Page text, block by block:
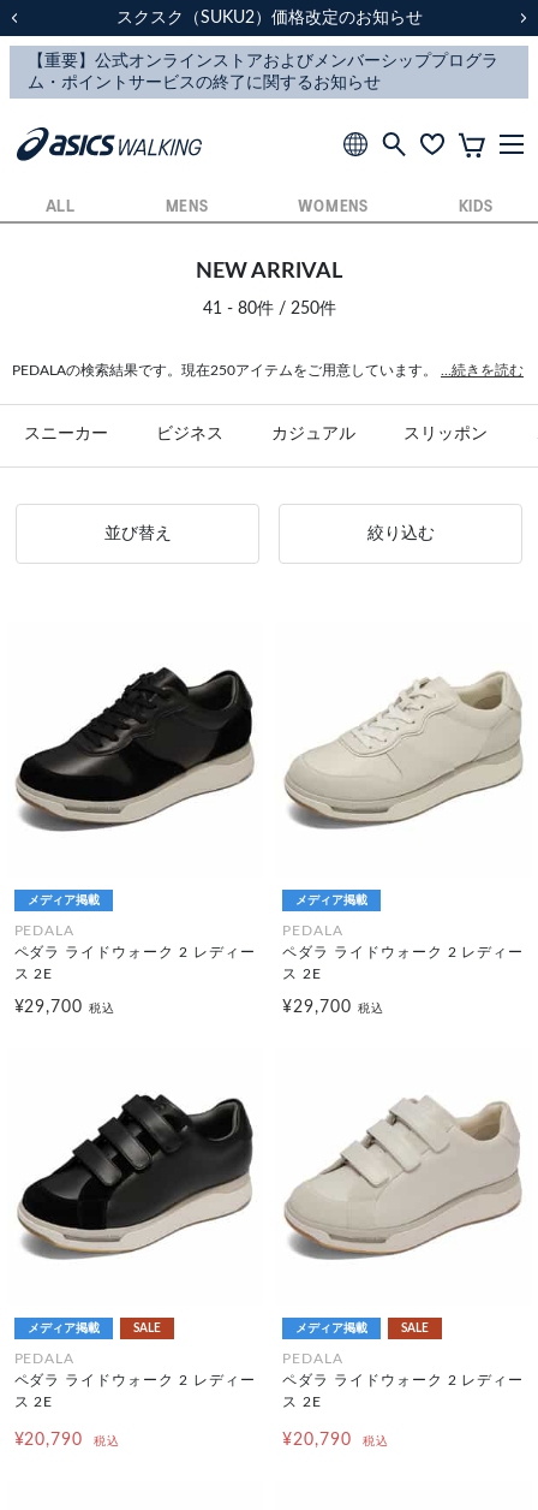
スクスク（SUKU2）価格改定のお知らせ
配送に関するお知らせ
スクスク（SUKU2）価格改定のお知らせ
配送に関するお知らせ
ALL MENS WOMENS KIDS
NEW ARRIVAL
41 - 80件 / 250件
PEDALAの検索結果です。現在250アイテムをご用意しています。 ...続きを読む
スニーカー ビジネス カジュアル スリッポン
並び替え 絞り込む
メディア掲載
PEDALA
ペダラ ライドウォーク 2 レディー
ス 2E
¥29,700税込
メディア掲載
PEDALA
ペダラ ライドウォーク 2 レディー
ス 2E
¥29,700 税込
メディア掲載 SALE
PEDALA
ペダラ ライドウォーク 2 レディー
ス 2E
¥20,790 税込
メディア掲載 SALE
PEDALA
ペダラ ライドウォーク 2 レディー
ス 2E
¥20,790 税込